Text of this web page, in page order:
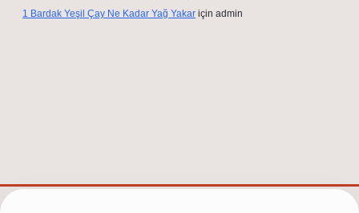
1 Bardak Yeşil Çay Ne Kadar Yağ Yakar için admin